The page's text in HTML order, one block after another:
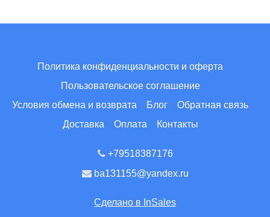
Политика конфиденциальности и оферта
Пользовательское соглашение
Условия обмена и возврата
Блог
Обратная связь
Доставка
Оплата Контакты
+79518387176
ba131155@yandex.ru
Сделано в InSales